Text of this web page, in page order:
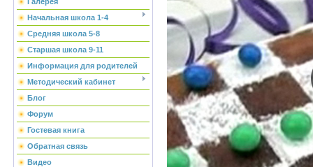
Начальная школа 1-4
Средняя школа 5-8
Старшая школа 9-11
Информация для родителей
Методический кабинет
Блог
Форум
Гостевая книга
Обратная связь
Видео